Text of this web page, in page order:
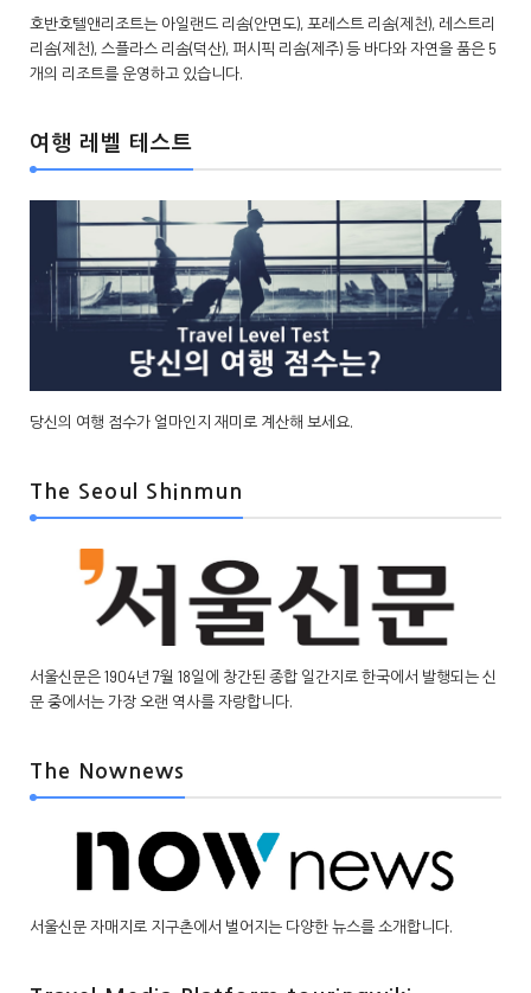
호반호텔앤리조트는 아일랜드 리솜(안면도), 포레스트 리솜(제천), 레스트리
리솜(제천), 스플라스 리솜(덕산), 퍼시픽 리솜(제주) 등 바다와 자연을 품은 5
개의 리조트를 운영하고 있습니다.
여행 레벨 테스트
당신의 여행 점수가 얼마인지 재미로 계산해 보세요.
The Seoul Shinmun
서울신문은 1904년 7월 18일에 창간된 종합 일간지로 한국에서 발행되는 신
문 중에서는 가장 오랜 역사를 자랑합니다.
The Nownews
서울신문 자매지로 지구촌에서 벌어지는 다양한 뉴스를 소개합니다.